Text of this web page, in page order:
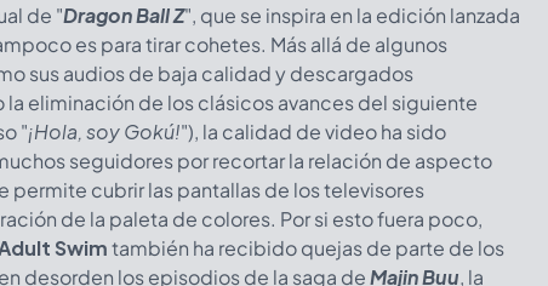
de "Dragon Ball Z", que se inspira en la edición lanzada
es para tirar cohetes. Más allá de algunos
sus audios de baja calidad y descargados
eliminación de los clásicos avances del siguiente
"¡Hola, soy Gokú!"), la calidad de video ha sido
seguidores por recortar la relación de aspecto
permite cubrir las pantallas de los televisores
de la paleta de colores. Por si esto fuera poco,
Swimtambién ha recibido quejas de parte de los
desorden los episodios de la saga deMajin Buu, la